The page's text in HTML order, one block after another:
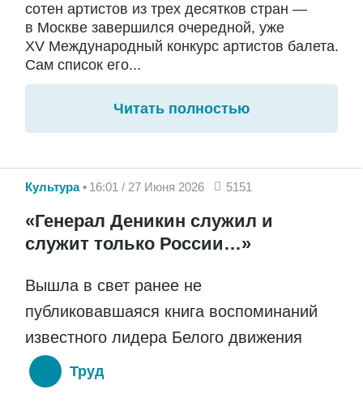
сотен артистов из трех десятков стран —
в Москве завершился очередной, уже
XV Международный конкурс артистов балета.
Сам список его...
Читать полностью
Культура 16:01 / 27 Июня 2026 5151
«Генерал Деникин служил и
служит только России…»
Вышла в свет ранее не
публиковавшаяся книга воспоминаний
известного лидера Белого движения
Труд